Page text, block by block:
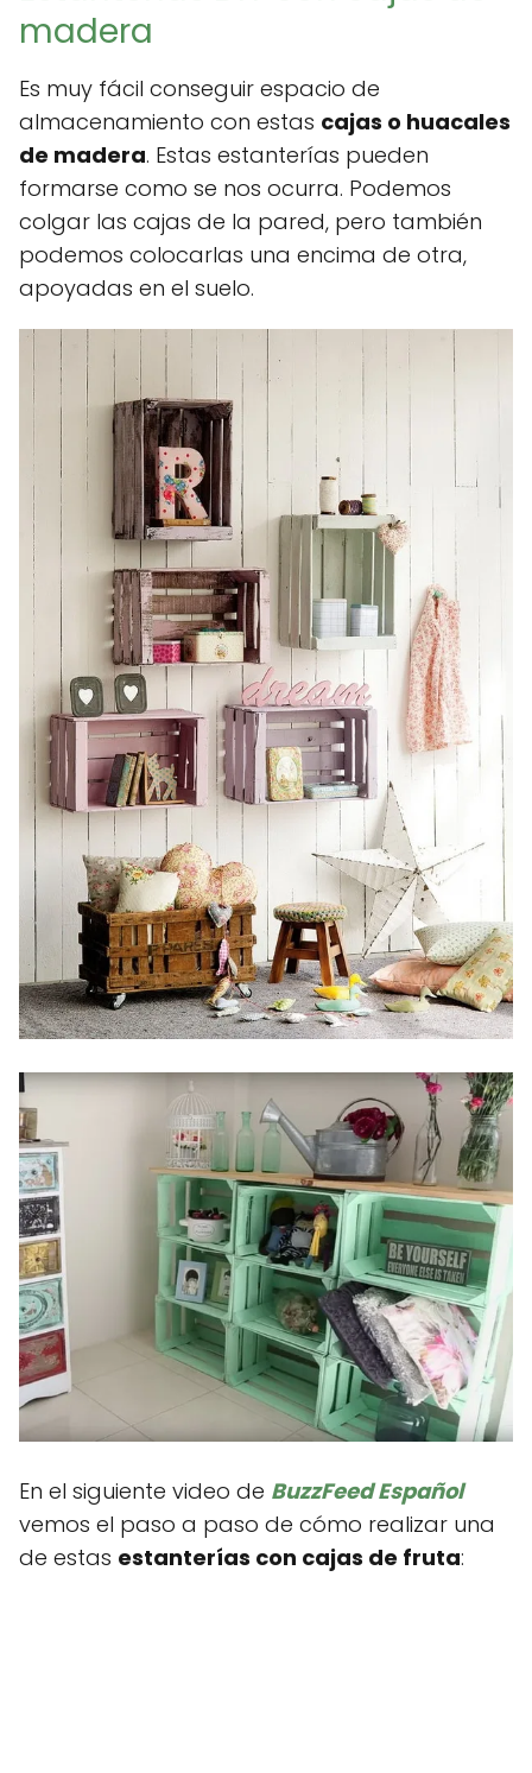
madera
Es muy fácil conseguir espacio de
almacenamiento con estas cajas o huacales
de madera. Estas estanterías pueden
formarse como se nos ocurra. Podemos
colgar las cajas de la pared, pero también
podemos colocarlas una encima de otra,
apoyadas en el suelo.
En el siguiente video de BuzzFeed Español
vemos el paso a paso de cómo realizar una
de estas estanterías con cajas de fruta: